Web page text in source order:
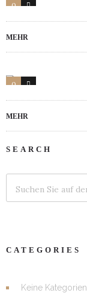
0 11
MEHR
0 3
MEHR
SEARCH
CATEGORIES
Keine Kategorien